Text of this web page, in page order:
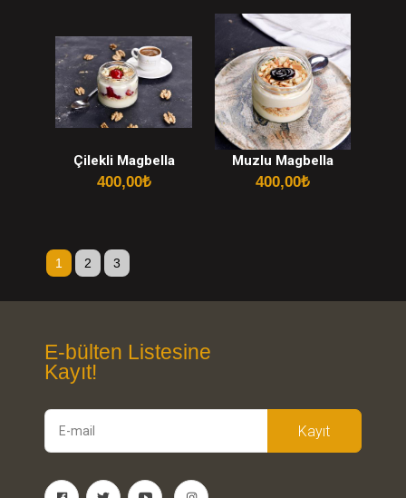
Çilekli Magbella
400,00₺
Muzlu Magbella
400,00₺
1 2 3
E-bülten Listesine
Kayıt!
Kayıt